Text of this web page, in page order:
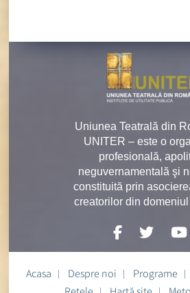
Uniunea Teatrală din
UNITER – este o
profesională,
neguvernamentală şi
constituită prin
creatorilor din
Acasa Despre noi Programe